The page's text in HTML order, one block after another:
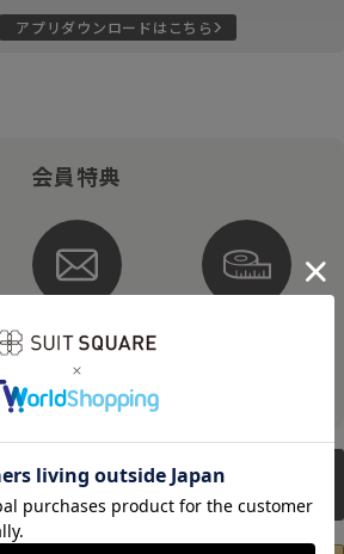
アプリダウンロードはこちら
会員特典
メルマガ配信
ざまなキャンペーンを予定しています。
新規会員登録